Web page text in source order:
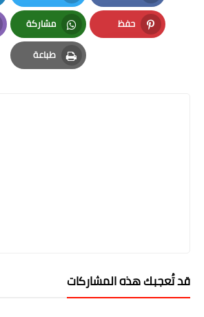
Facebook
Twitter
حفظ
Pinterest
مشاركة
Whatsapp
طباعة
Print
قد تُعجبك هذه المشاركات